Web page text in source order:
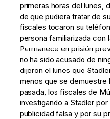
primeras horas del lunes,
de que pudiera tratar de
fiscales tocaron su
persona familiarizada con
Permanece en prisión
no ha sido acusado de
dijeron el lunes que
menos que se demuestre
pasada, los fiscales de
investigando a Stadler
publicidad falsa y por su